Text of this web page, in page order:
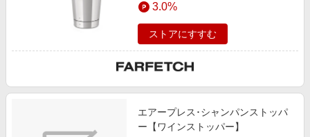
3.0%
ストアにすすむ
エアープレス･シャンパンストッパ
ー【ワインストッパー】